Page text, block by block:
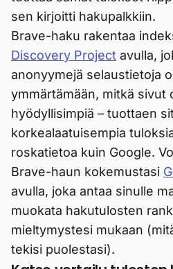
sen kirjoitti hakupalkkiin.
Brave-haku rakentaa
Discovery Project avulla,
anonyymejä selaustietoja
ymmärtämään, mitkä sivut
hyödyllisimpiä – tuottaen
korkealaatuisempia
roskatietoa kuin Google.
Brave-haun kokemustasi
avulla, joka antaa sinulle
muokata hakutulosten
mieltymystesi mukaan
tekisi puolestasi).